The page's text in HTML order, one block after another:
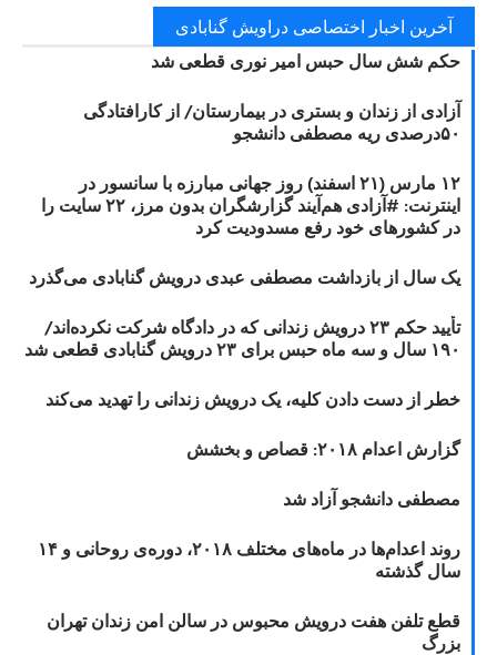
آخرین اخبار اختصاصی دراویش گنابادی
حکم شش سال حبس امیر نوری قطعی شد
آزادی از زندان و بستری در بیمارستان/ از کارافتادگی
۵۰درصدی ریه مصطفی دانشجو
۱۲ مارس (۲۱ اسفند) روز جهانی مبارزه با سانسور در
اینترنت: #آزادی هم‌آیند گزارشگران‌ بدون مرز، ۲۲ سایت را
در کشورهای خود رفع مسدودیت کرد
یک سال از بازداشت مصطفی عبدی درویش گنابادی می‌گذرد
تأیید حکم ۲۳ درویش زندانی که در دادگاه شرکت نکرده‌اند/
۱۹۰ سال و سه ماه حبس برای ۲۳ درویش گنابادی قطعی شد
خطر از دست دادن کلیه، یک درویش زندانی را تهدید می‌کند
گزارش اعدام ۲۰۱۸: قصاص و بخشش
مصطفی دانشجو آزاد شد
روند اعدام‌ها در ماه‌های مختلف ۲۰۱۸، دوره‌ی روحانی و ۱۴
سال گذشته
قطع تلفن هفت درویش محبوس در سالن امن زندان تهران
بزرگ